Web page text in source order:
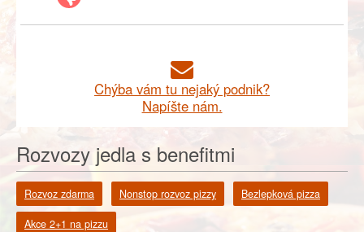
Chýba vám tu nejaký podnik?
Napíšte nám.
Rozvozy jedla s benefitmi
Rozvoz zdarma Nonstop rozvoz pizzy Bezlepková pizza
Akce 2+1 na pizzu